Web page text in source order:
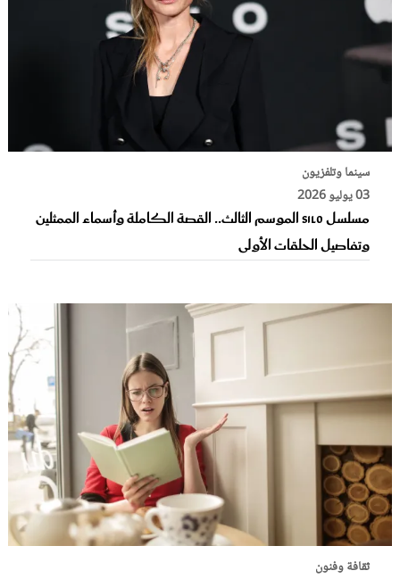
سينما وتلفزيون
03 يوليو 2026
مسلسل silo الموسم الثالث.. القصة الكاملة وأسماء الممثلين
وتفاصيل الحلقات الأولى
ثقافة وفنون